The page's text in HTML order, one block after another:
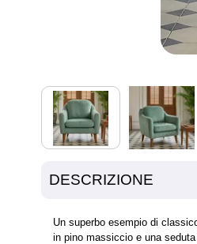
DESCRIZIONE
Un superbo esempio di
in pino massiccio e una